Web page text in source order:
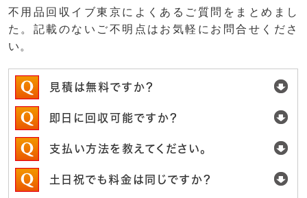
不用品回収イブ東京によくあるご質問をまとめまし
た。記載のないご不明点はお気軽にお問合せくださ
い。
見積は無料ですか？
即日に回収可能ですか？
支払い方法を教えてください。
土日祝でも料金は同じですか？